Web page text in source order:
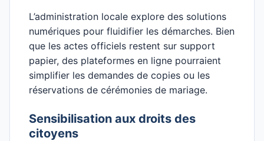
L’administration locale explore des solutions
numériques pour fluidifier les démarches. Bien
que les actes officiels restent sur support
papier, des plateformes en ligne pourraient
simplifier les demandes de copies ou les
réservations de cérémonies de mariage.
Sensibilisation aux droits des
citoyens